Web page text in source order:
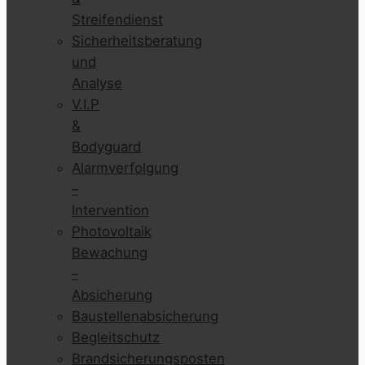
Streifendienst
Sicherheitsberatung
und
Analyse
V.I.P
&
Bodyguard
Alarmverfolgung
–
Intervention
Photovoltaik
Bewachung
–
Absicherung
Baustellenabsicherung
Begleitschutz
Brandsicherungsposten